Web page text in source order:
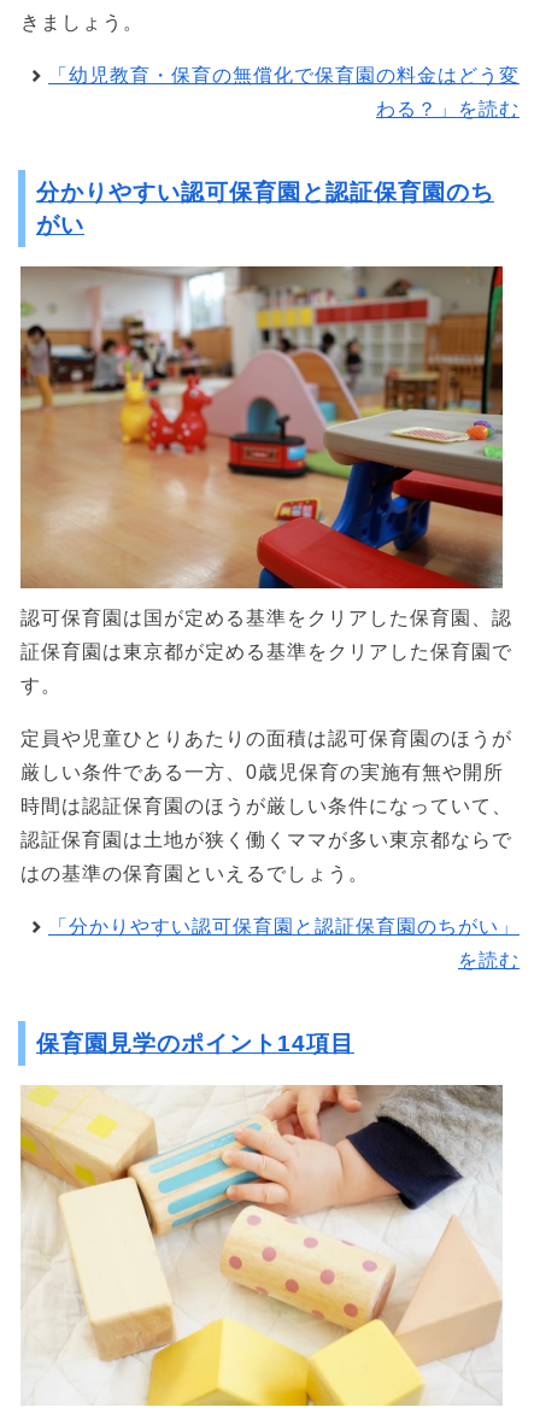
きましょう。
「幼児教育・保育の無償化で保育園の料金はどう変
わる？」を読む
分かりやすい認可保育園と認証保育園のち
がい
認可保育園は国が定める基準をクリアした保育園、認
証保育園は東京都が定める基準をクリアした保育園で
す。
定員や児童ひとりあたりの面積は認可保育園のほうが
厳しい条件である一方、0歳児保育の実施有無や開所
時間は認証保育園のほうが厳しい条件になっていて、
認証保育園は土地が狭く働くママが多い東京都ならで
はの基準の保育園といえるでしょう。
「分かりやすい認可保育園と認証保育園のちがい」
を読む
保育園見学のポイント14項目